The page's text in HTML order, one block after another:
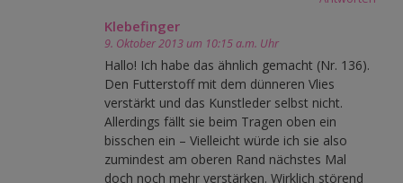
Klebefinger
9. Oktober 2013 um 10:15 a.m. Uhr
Hallo! Ich habe das ähnlich gemacht (Nr. 136).
Den Futterstoff mit dem dünneren Vlies
verstärkt und das Kunstleder selbst nicht.
Allerdings fällt sie beim Tragen oben ein
bisschen ein – Vielleicht würde ich sie also
zumindest am oberen Rand nächstes Mal
doch noch mehr verstärken. Wirklich störend